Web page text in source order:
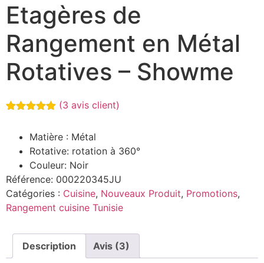
Etagères de
Rangement en Métal
Rotatives – Showme
basé sur
notations
(3 avis client)
Matière : Métal
Rotative: rotation à 360°
Couleur: Noir
Référence: 000220345JU
Catégories : Cuisine, Nouveaux Produit, Promotions,
Rangement cuisine Tunisie
Description Avis (3)